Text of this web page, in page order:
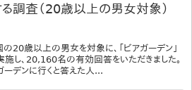
る調査（20歳以上の男女対象）
の20歳以上の男女を対象に、「ビアガーデン」
施し、20,160名の有効回答をいただきました。
ーデンに行くと答えた人...